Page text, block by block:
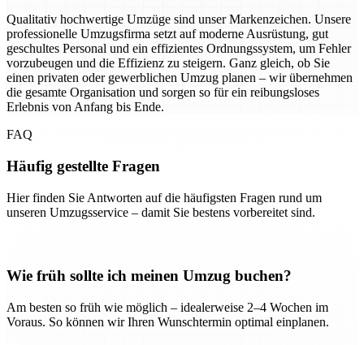
Qualitativ hochwertige Umzüge sind unser Markenzeichen. Unsere
professionelle Umzugsfirma setzt auf moderne Ausrüstung, gut
geschultes Personal und ein effizientes Ordnungssystem, um Fehler
vorzubeugen und die Effizienz zu steigern. Ganz gleich, ob Sie
einen privaten oder gewerblichen Umzug planen – wir übernehmen
die gesamte Organisation und sorgen so für ein reibungsloses
Erlebnis von Anfang bis Ende.
FAQ
Häufig gestellte Fragen
Hier finden Sie Antworten auf die häufigsten Fragen rund um
unseren Umzugsservice – damit Sie bestens vorbereitet sind.
Wie früh sollte ich meinen Umzug buchen?
Am besten so früh wie möglich – idealerweise 2–4 Wochen im
Voraus. So können wir Ihren Wunschtermin optimal einplanen.